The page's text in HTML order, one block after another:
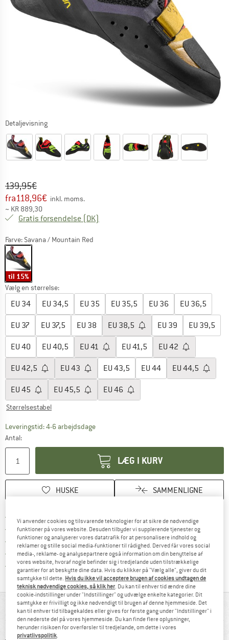
Detaljevisning
Original pris :
139,95€
Pris:
fra118,96€ inkl. moms.
~ KR 889,30
Gratis forsendelse (DK)
Farve: Savana / Mountain Red
til 15%
Vælg en størrelse:
EU 34 EU 34,5 EU 35 EU 35,5 EU 36 EU 36,5
EU 37 EU 37,5 EU 38 EU 38,5 EU 39 EU 39,5
EU 40 EU 40,5 EU 41 EU 41,5 EU 42
EU 42,5 EU 43 EU 43,5 EU 44 EU 44,5
EU 45 EU 45,5 EU 46
Størrelsestabel
Leveringstid: 4-6 arbejdsdageLinket åbnes i en infoboks og indeholder
Antal:
LÆG I KURV
HUSKE SAMMENLIGNE
Portofri fra 69 € (DK)
100 dages returretGå til returretten her Åbnes i en infoboks
> 4.000.000 tilfredse kunder
Alle artikler på lager
Vi er Trustpilot-certificeret - oplysningerne får du
ALT I OVERBLIK
Vi anvender cookies og tilsvarende teknologier for at sikre de nødvendige
funktioner på vores website. Desuden tilbyder vi supplerende tjenester og
funktioner og analyserer vores datatrafik for at personalisere indhold og
reklamer og stille social media-funktioner til rådighed. Derved får vores social
media-, reklame- og analysepartnere også information om din benyttelse af
vores website, hvoraf nogle befinder sig i tredjelande uden tilstrækkelige
garantier for at beskytte dine data. Hvis du klikker på "Vælg alle", giver du dit
samtykke til dette. Hvis du ikke vil acceptere brugen af cookies undtagen de
teknisk nødvendige cookies, så klik her. Du kan til enhver tid ændre dine
cookie-indstillinger under "Indstillinger" og udvælge enkelte kategorier. Dit
samtykke er frivilligt og ikke nødvendigt til brugen af denne hjemmeside. Det
kan til enhver tid tilbagekaldes eller gives for første gang under "Indstillinger" i
den nederste del på vores hjemmeside. Du kan finde flere oplysninger,
herunder risikoen for overførsler til tredjelande, om dette i vores
privatlivspolitik.